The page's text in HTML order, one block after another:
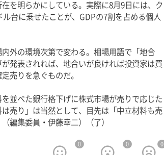
を明らかにしている。実際に8月9日には、ク
台に乗せたことが、GDPの7割を占める個人
外の環境次第で変わる。相場用語で「地合
発表されれば、地合いが良ければ投資家は買
売りを急ぐものだ。
並べた銀行格下げに株式市場が売りで応じた
売り」は当然として、目先は「中立材料も売
編集委員・伊藤幸二）（了）
0 0 0